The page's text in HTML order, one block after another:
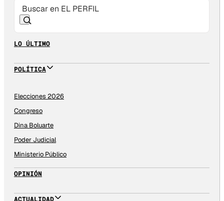
LO ÚLTIMO
POLÍTICA
Elecciones 2026
Congreso
Dina Boluarte
Poder Judicial
Ministerio Público
OPINIÓN